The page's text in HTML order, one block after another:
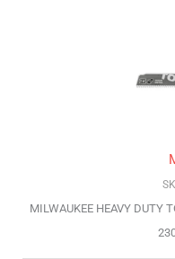
MILWAUKEE HEAVY